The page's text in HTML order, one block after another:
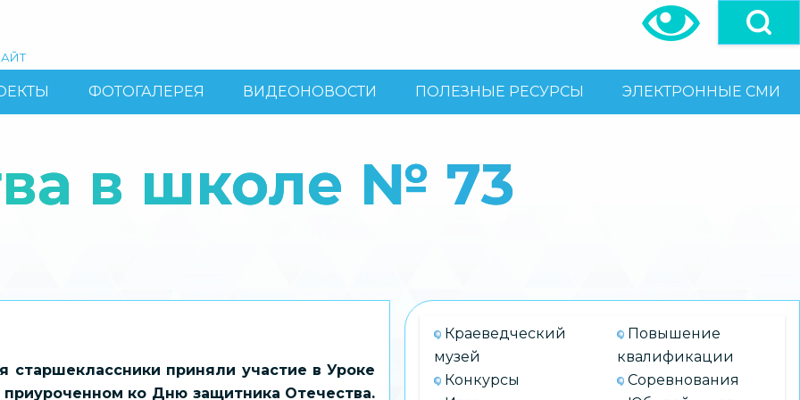
ФОТОГАЛЕРЕЯ ВИДЕОНОВОСТИ ПОЛЕЗНЫЕ РЕСУРСЫ ЭЛЕКТРОННЫЕ СМИ
в школе № 73
старшеклассники приняли участие в Уроке
приуроченном ко Дню защитника Отечества.
Краеведческий
музей
Конкурсы
Повышение
квалификации
Соревнования